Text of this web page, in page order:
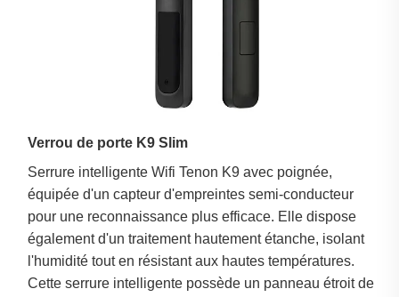
Verrou de porte K9 Slim
Serrure intelligente Wifi Tenon K9 avec poignée,
équipée d'un capteur d'empreintes semi-conducteur
pour une reconnaissance plus efficace. Elle dispose
également d'un traitement hautement étanche, isolant
l'humidité tout en résistant aux hautes températures.
Cette serrure intelligente possède un panneau étroit de